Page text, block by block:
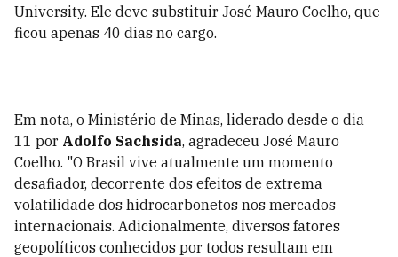
University. Ele deve substituir José Mauro Coelho, que
ficou apenas 40 dias no cargo.
Em nota, o Ministério de Minas, liderado desde o dia
11 por Adolfo Sachsida, agradeceu José Mauro
Coelho. "O Brasil vive atualmente um momento
desafiador, decorrente dos efeitos de extrema
volatilidade dos hidrocarbonetos nos mercados
internacionais. Adicionalmente, diversos fatores
geopolíticos conhecidos por todos resultam em